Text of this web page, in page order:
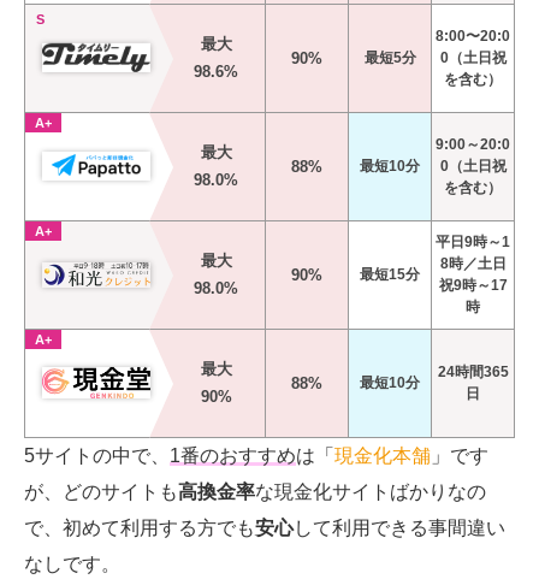
S
最大
98.6%
90% 最短5分
8:00〜20:0
0（土日祝
を含む）
A+
最大
98.0%
88% 最短10分
9:00～20:0
0（土日祝
を含む）
A+
最大
98.0%
90% 最短15分
平日9時～1
8時／土日
祝9時～17
時
A+
最大
90%
88% 最短10分
24時間365
日
5サイトの中で、 1番のおすすめは「 現金化本舗 」です
が、どのサイトも高換金率な現金化サイトばかりなの
で、初めて利用する方でも安心して利用できる事間違い
なしです。